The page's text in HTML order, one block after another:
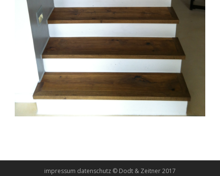
impressum datenschutz © Dodt & Zeitner 2017